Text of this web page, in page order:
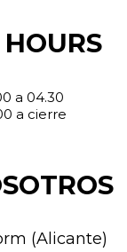
a 04.30
a cierre
(Alicante)